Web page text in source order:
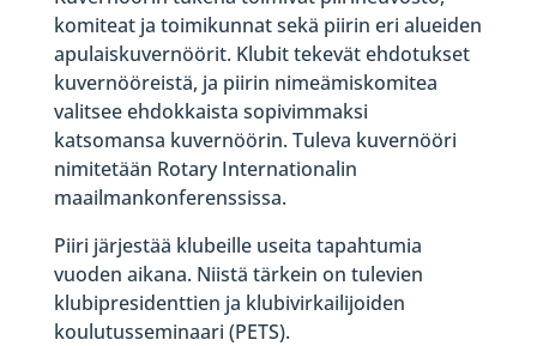
komiteat ja toimikunnat sekä piirin eri alueiden
apulaiskuvernöörit. Klubit tekevät ehdotukset
kuvernööreistä, ja piirin nimeämiskomitea
valitsee ehdokkaista sopivimmaksi
katsomansa kuvernöörin. Tuleva kuvernööri
nimitetään Rotary Internationalin
maailmankonferenssissa.
Piiri järjestää klubeille useita tapahtumia
vuoden aikana. Niistä tärkein on tulevien
klubipresidenttien ja klubivirkailijoiden
koulutusseminaari (PETS).